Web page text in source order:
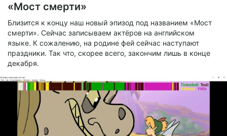
«Мост смерти»
Близится к концу наш новый эпизод под названием «Мост
смерти». Сейчас записываем актёров на английском
языке. К сожалению, на родине фей сейчас наступают
праздники. Так что, скорее всего, закончим лишь в конце
декабря.